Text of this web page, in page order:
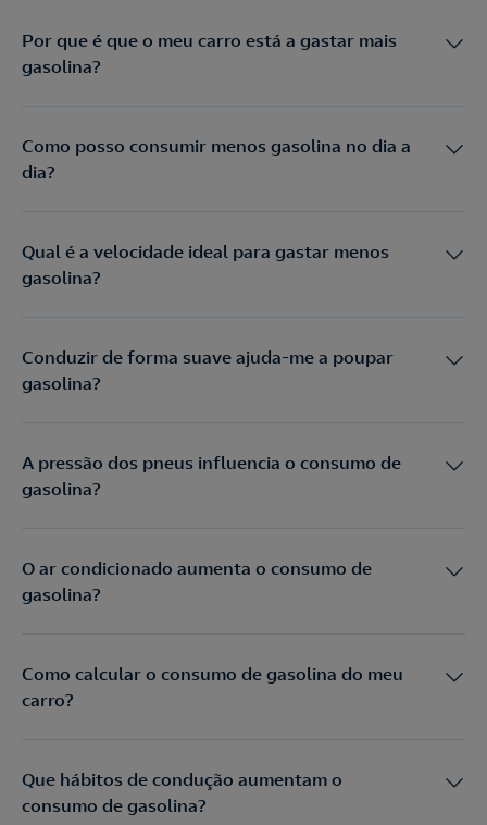
Por que é que o meu carro está a gastar mais
gasolina?
Como posso consumir menos gasolina no dia a
dia?
Qual é a velocidade ideal para gastar menos
gasolina?
Conduzir de forma suave ajuda-me a poupar
gasolina?
A pressão dos pneus influencia o consumo de
gasolina?
O ar condicionado aumenta o consumo de
gasolina?
Como calcular o consumo de gasolina do meu
carro?
Que hábitos de condução aumentam o
consumo de gasolina?